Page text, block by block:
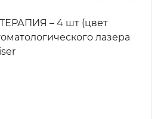
– 4 шт (цвет
лазера